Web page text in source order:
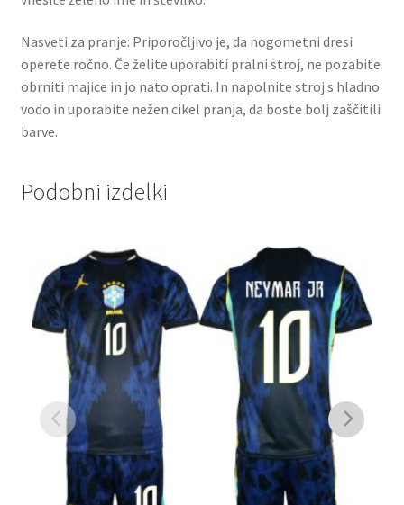
Nasveti za pranje: Priporočljivo je, da nogometni dresi
operete ročno. Če želite uporabiti pralni stroj, ne pozabite
obrniti majice in jo nato oprati. In napolnite stroj s hladno
vodo in uporabite nežen cikel pranja, da boste bolj zaščitili
barve.
Podobni izdelki